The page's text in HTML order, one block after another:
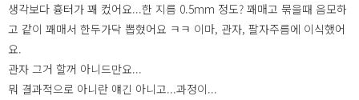
생각보다 흉터가 꽤 컸어요...한 지름 0.5mm 정도? 꽤매고 묶을때 음모하
고 같이 꽤매서 한두가닥 뽑혔어요 ㅋㅋ 이마, 관자, 팔자주름에 이식했어
요.
관자 그거 할꺼 아니드만요...
뭐 결과적으로 아니란 얘긴 아니고...과정이...